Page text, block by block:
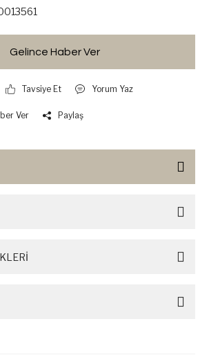
Gelince Haber Ver
Tavsiye Et Yorum Yaz
Ver Paylaş